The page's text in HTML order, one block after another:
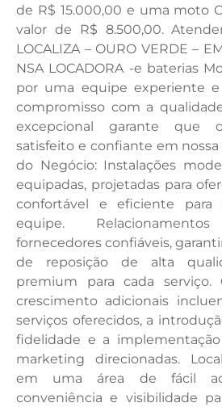
de R$ 15.000,00 e uma moto
valor de R$ 8.500,00.
LOCALIZA – OURO VERDE –
NSA LOCADORA -e baterias
por uma equipe experiente e
compromisso com a
excepcional garante que
satisfeito e confiante em
do Negócio: Instalações
equipadas, projetadas para
confortável e eficiente para
equipe.
fornecedores confiáveis,
de reposição de alta
premium para cada serviço.
crescimento adicionais
serviços oferecidos, a
fidelidade e a
marketing direcionadas.
em uma área de fácil
conveniência e visibilidade